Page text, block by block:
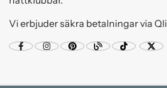
Vi erbjuder säkra betalningar via